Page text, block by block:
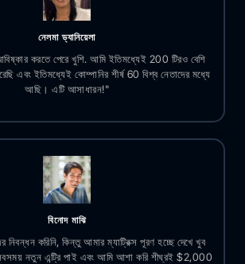
নেলমা ড্যানিয়েলা
করতে পেরে খুশি. আমি ইতিমধ্যেই 200 টিরও বেশি
এবং ইতিমধ্যেই কোম্পানির শীর্ষ 60 বিশ্ব নেতাদের মধ্যে
আছি। এটি আসাধারন!"
বিনোদ মাঝি
করিনি, কিন্তু আমার ম্যাট্রিক্স পূরণ হচ্ছে দেখে খুব
নতুন এন্ট্রি পাই এবং আমি আশা করি শীঘ্রই $2,000